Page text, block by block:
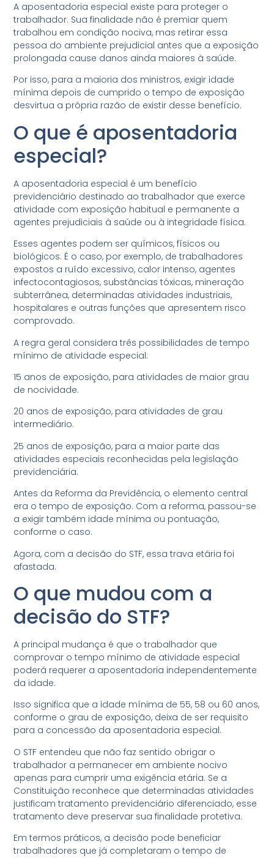
A aposentadoria especial existe para proteger o
trabalhador. Sua finalidade não é premiar quem
trabalhou em condição nociva, mas retirar essa
pessoa do ambiente prejudicial antes que a exposição
prolongada cause danos ainda maiores à saúde.
Por isso, para a maioria dos ministros, exigir idade
mínima depois de cumprido o tempo de exposição
desvirtua a própria razão de existir desse benefício.
O que é aposentadoria
especial?
A aposentadoria especial é um benefício
previdenciário destinado ao trabalhador que exerce
atividade com exposição habitual e permanente a
agentes prejudiciais à saúde ou à integridade física.
Esses agentes podem ser químicos, físicos ou
biológicos. É o caso, por exemplo, de trabalhadores
expostos a ruído excessivo, calor intenso, agentes
infectocontagiosos, substâncias tóxicas, mineração
subterrânea, determinadas atividades industriais,
hospitalares e outras funções que apresentem risco
comprovado.
A regra geral considera três possibilidades de tempo
mínimo de atividade especial:
15 anos de exposição, para atividades de maior grau
de nocividade.
20 anos de exposição, para atividades de grau
intermediário.
25 anos de exposição, para a maior parte das
atividades especiais reconhecidas pela legislação
previdenciária.
Antes da Reforma da Previdência, o elemento central
era o tempo de exposição. Com a reforma, passou-se
a exigir também idade mínima ou pontuação,
conforme o caso.
Agora, com a decisão do STF, essa trava etária foi
afastada.
O que mudou com a
decisão do STF?
A principal mudança é que o trabalhador que
comprovar o tempo mínimo de atividade especial
poderá requerer a aposentadoria independentemente
da idade.
Isso significa que a idade mínima de 55, 58 ou 60 anos,
conforme o grau de exposição, deixa de ser requisito
para a concessão da aposentadoria especial.
O STF entendeu que não faz sentido obrigar o
trabalhador a permanecer em ambiente nocivo
apenas para cumprir uma exigência etária. Se a
Constituição reconhece que determinadas atividades
justificam tratamento previdenciário diferenciado, esse
tratamento deve preservar sua finalidade protetiva.
Em termos práticos, a decisão pode beneficiar
trabalhadores que já completaram o tempo de